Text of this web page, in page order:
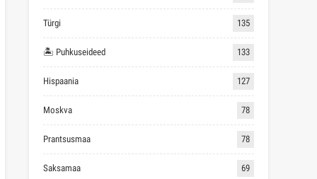
Türgi 135
🏝 Puhkuseideed 133
Hispaania 127
Moskva 78
Prantsusmaa 78
Saksamaa 69